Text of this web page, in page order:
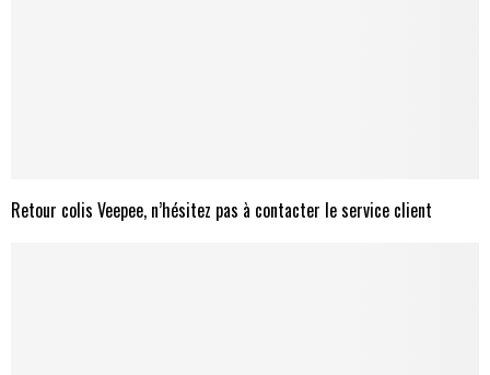
Retour colis Veepee, n’hésitez pas à contacter le service client